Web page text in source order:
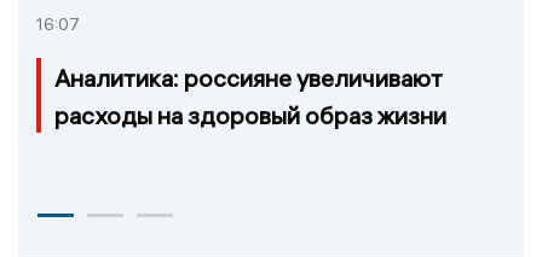
16:07
Аналитика: россияне увеличивают
расходы на здоровый образ жизни